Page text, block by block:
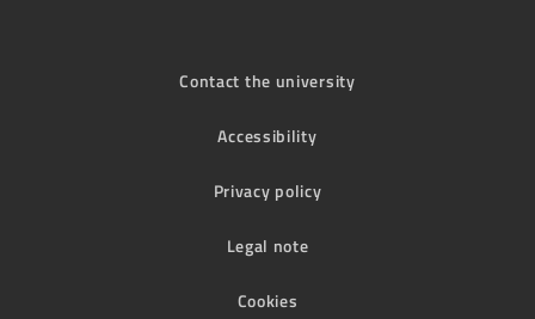
Contact the university
Accessibility
Privacy policy
Legal note
Cookies